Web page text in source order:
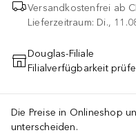
Versandkostenfrei ab
Lieferzeitraum: Di.,
IN
Douglas-Filiale
Filialverfügbarkeit
Die Preise in Onlineshop
unterscheiden.